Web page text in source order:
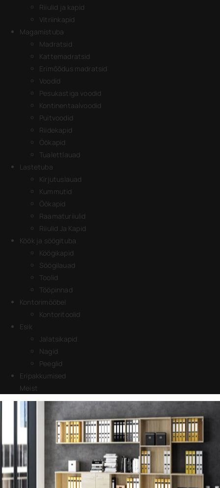
Riiulid ja kapid
Vitriinkapid
Magamistuba
Madratsid
Kattemadratsid
Erimõõdus madratsid
Voodid
Pesukastiga voodid
Kontinentaalvoodid
Puitvoodid
Riidekapid
Öökapid
Tualettlauad
Lastetuba
Kirjutuslauad
Kummutid
Öökapid
Raamaturiiulid
Riiulid Ja Kapid
Köök ja söögituba
Köögikapid
Söögilauad
Toolid
Tööpinnad
Kontorimööbel
Kontoritoolid
Esik
Jalatsikapid
Nagid
Peeglid
Eripakkumised
Meist